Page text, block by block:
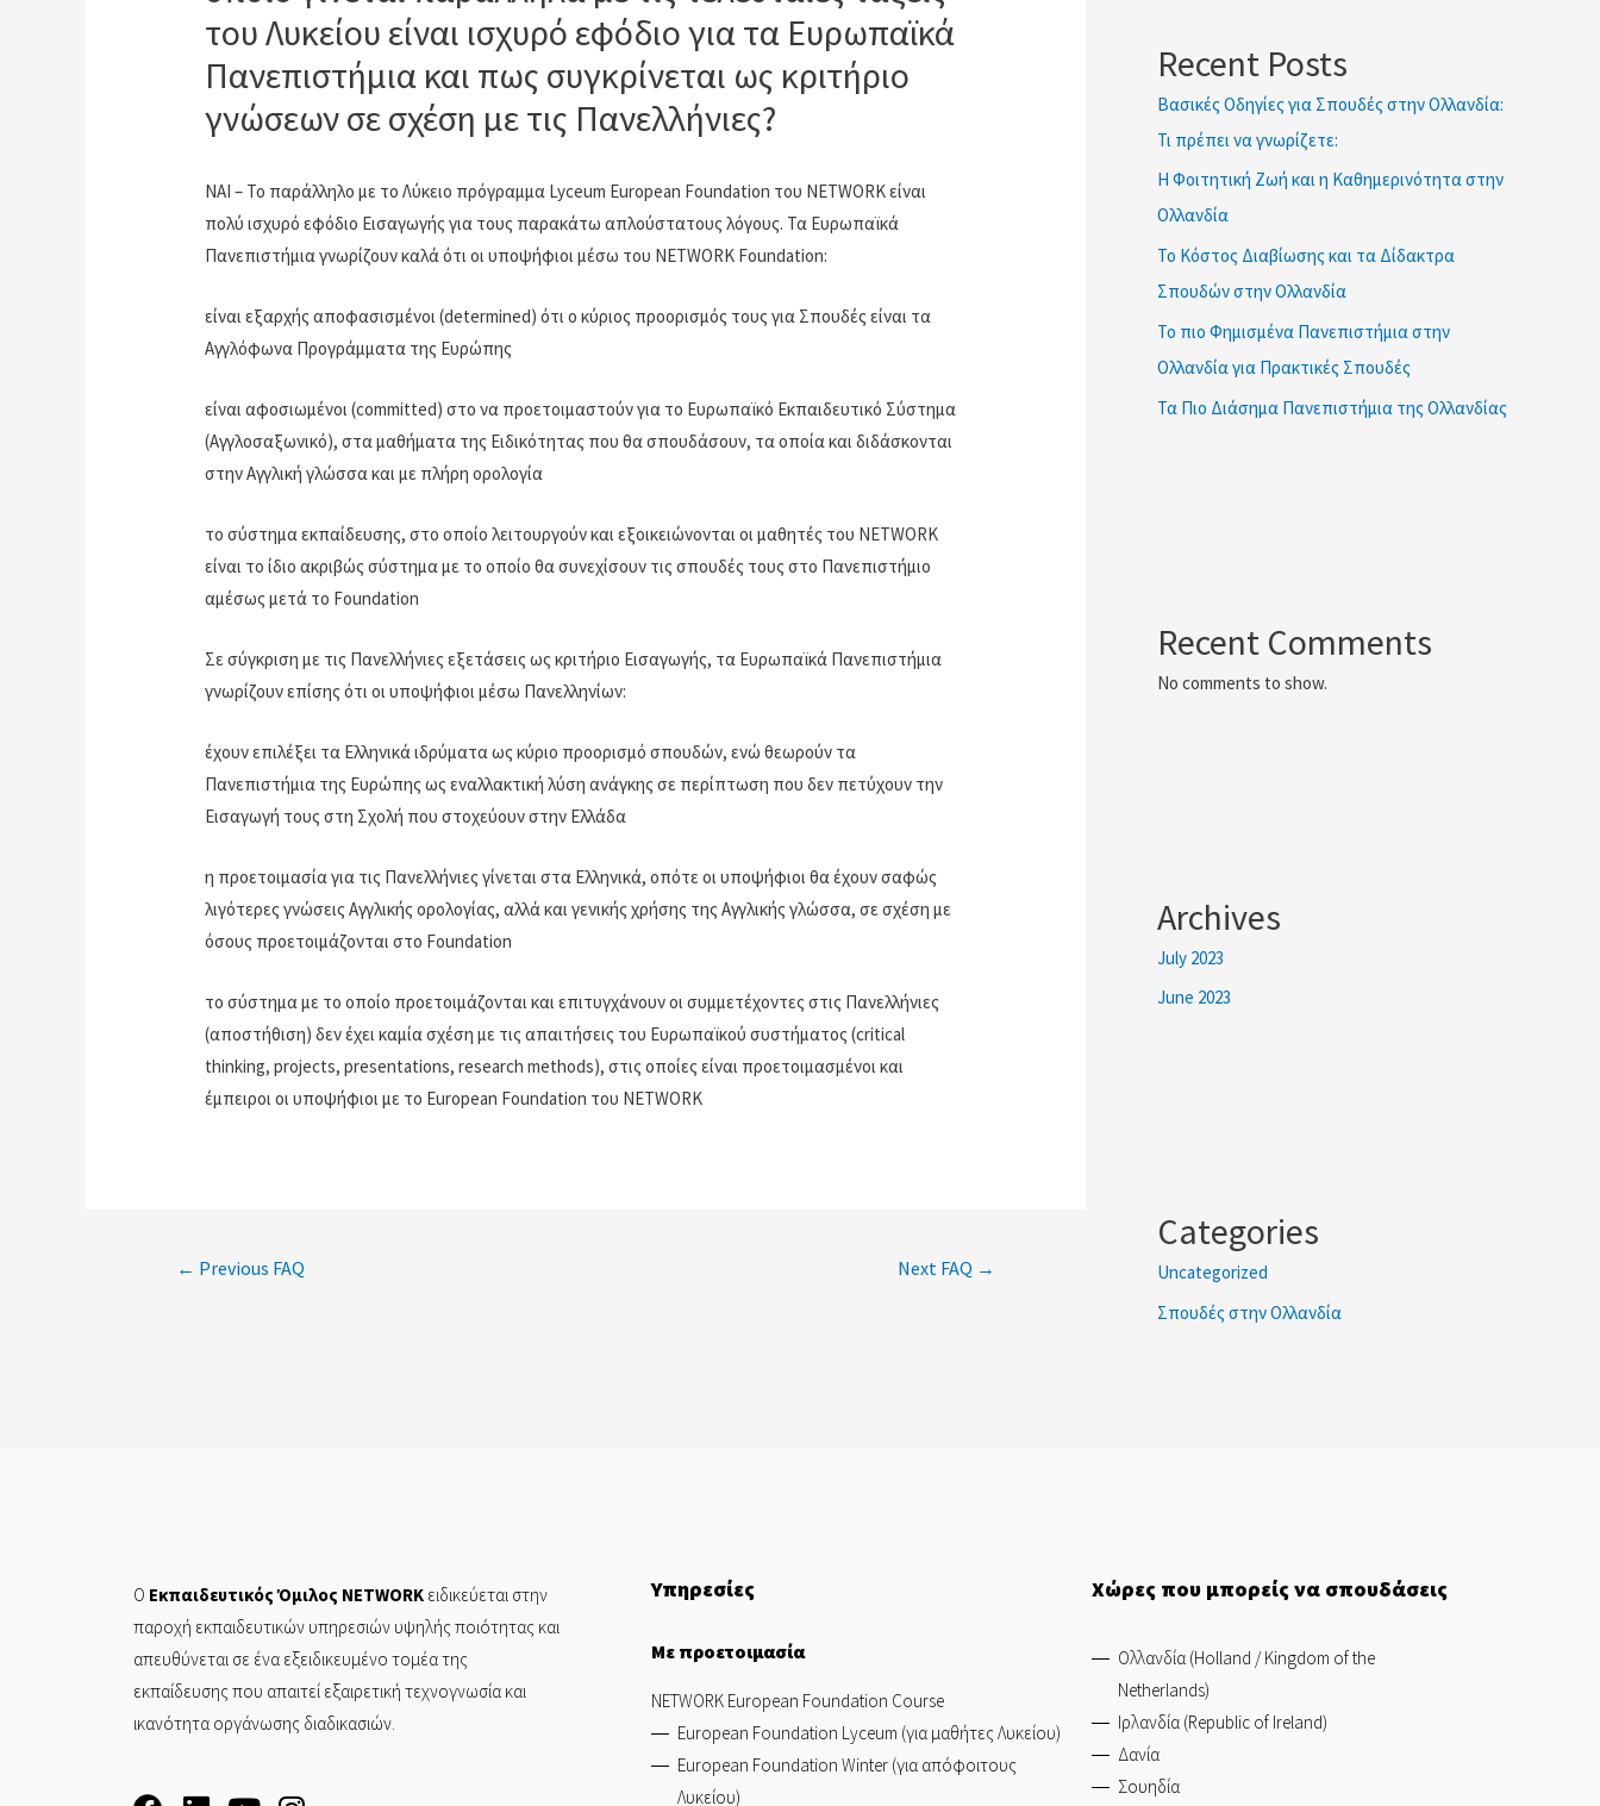
(για αποφοίτους Λυκείου)
European Foundation Summer
(για αποφοίτους Λυκείου)
IELTS
IELTS Εξετάσεις Επίσημο
Εξεταστικό Κέντρο
του Λυκείου είναι ισχυρό εφόδιο για τα Ευρωπαϊκά
Πανεπιστήμια και πως συγκρίνεται ως κριτήριο
γνώσεων σε σχέση με τις Πανελλήνιες?
ΝΑΙ – Το παράλληλο με το Λύκειο πρόγραμμα Lyceum European Foundation του NETWORK είναι
πολύ ισχυρό εφόδιο Εισαγωγής για τους παρακάτω απλούστατους λόγους. Τα Ευρωπαϊκά
Πανεπιστήμια γνωρίζουν καλά ότι οι υποψήφιοι μέσω του NETWORK Foundation:
είναι εξαρχής αποφασισμένοι (determined) ότι ο κύριος προορισμός τους για Σπουδές είναι τα
Αγγλόφωνα Προγράμματα της Ευρώπης
είναι αφοσιωμένοι (committed) στο να προετοιμαστούν για το Ευρωπαϊκό Εκπαιδευτικό Σύστημα
(Αγγλοσαξωνικό), στα μαθήματα της Ειδικότητας που θα σπουδάσουν, τα οποία και διδάσκονται
στην Αγγλική γλώσσα και με πλήρη ορολογία
το σύστημα εκπαίδευσης, στο οποίο λειτουργούν και εξοικειώνονται οι μαθητές του NETWORK
είναι το ίδιο ακριβώς σύστημα με το οποίο θα συνεχίσουν τις σπουδές τους στο Πανεπιστήμιο
αμέσως μετά το Foundation
Σε σύγκριση με τις Πανελλήνιες εξετάσεις ως κριτήριο Εισαγωγής, τα Ευρωπαϊκά Πανεπιστήμια
γνωρίζουν επίσης ότι οι υποψήφιοι μέσω Πανελληνίων:
έχουν επιλέξει τα Ελληνικά ιδρύματα ως κύριο προορισμό σπουδών, ενώ θεωρούν τα
Πανεπιστήμια της Ευρώπης ως εναλλακτική λύση ανάγκης σε περίπτωση που δεν πετύχουν την
Εισαγωγή τους στη Σχολή που στοχεύουν στην Ελλάδα
η προετοιμασία για τις Πανελλήνιες γίνεται στα Ελληνικά, οπότε οι υποψήφιοι θα έχουν σαφώς
λιγότερες γνώσεις Αγγλικής ορολογίας, αλλά και γενικής χρήσης της Αγγλικής γλώσσα, σε σχέση με
όσους προετοιμάζονται στο Foundation
το σύστημα με το οποίο προετοιμάζονται και επιτυγχάνουν οι συμμετέχοντες στις Πανελλήνιες
(αποστήθιση) δεν έχει καμία σχέση με τις απαιτήσεις του Ευρωπαϊκού συστήματος (critical
thinking, projects, presentations, research methods), στις οποίες είναι προετοιμασμένοι και
έμπειροι οι υποψήφιοι με το European Foundation του NETWORK
← Previous FAQ Next FAQ →
Recent Posts
Βασικές Οδηγίες για Σπουδές στην Ολλανδία:
Τι πρέπει να γνωρίζετε:
Η Φοιτητική Ζωή και η Καθημερινότητα στην
Ολλανδία
Το Κόστος Διαβίωσης και τα Δίδακτρα
Σπουδών στην Ολλανδία
Το πιο Φημισμένα Πανεπιστήμια στην
Ολλανδία για Πρακτικές Σπουδές
Τα Πιο Διάσημα Πανεπιστήμια της Ολλανδίας
Recent Comments
No comments to show.
Archives
July 2023
June 2023
Categories
Uncategorized
Σπουδές στην Ολλανδία
Ο Εκπαιδευτικός Όμιλος NETWORK ειδικεύεται στην
παροχή εκπαιδευτικών υπηρεσιών υψηλής ποιότητας και
απευθύνεται σε ένα εξειδικευμένο τομέα της
εκπαίδευσης που απαιτεί εξαιρετική τεχνογνωσία και
ικανότητα οργάνωσης διαδικασιών.
Υπηρεσίες
Με προετοιμασία
NETWORK European Foundation Course
European Foundation Lyceum (για μαθήτες Λυκείου)
European Foundation Winter (για απόφοιτους
Λυκείου)
Χώρες που μπορείς να σπουδάσεις
Ολλανδία (Holland / Kingdom of the
Netherlands)
Ιρλανδία (Republic of Ireland)
Δανία
Σουηδία